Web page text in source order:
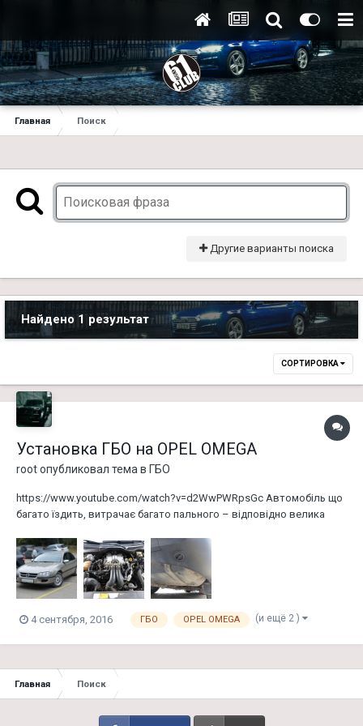
Главная Поиск
Другие варианты поиска
Найдено 1 результат
СОРТИРОВКА
Установка ГБО на OPEL OMEGA
rootопубликовал тема в ГБО
https://www.youtube.com/watch?v=d2WwPWRpsGc Автомобіль що
багато їздить, витрачає багато пального – відповідно велика
люди масово стали переобладнувати свої автомобілі на газ. Цей
вид палива значно дешевший за бензин, тому для людей які д...
4 сентября, 2016 ГБО OPEL OMEGA (и ещё 2 )
Главная Поиск